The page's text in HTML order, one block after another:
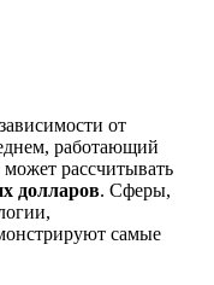
от
работающий
может рассчитывать
долларов. Сферы,
самые